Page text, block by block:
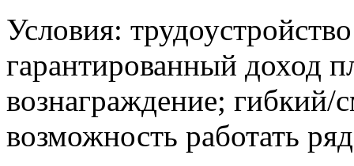
Условия:
гарантированный доход
вознаграждение;
возможность работать